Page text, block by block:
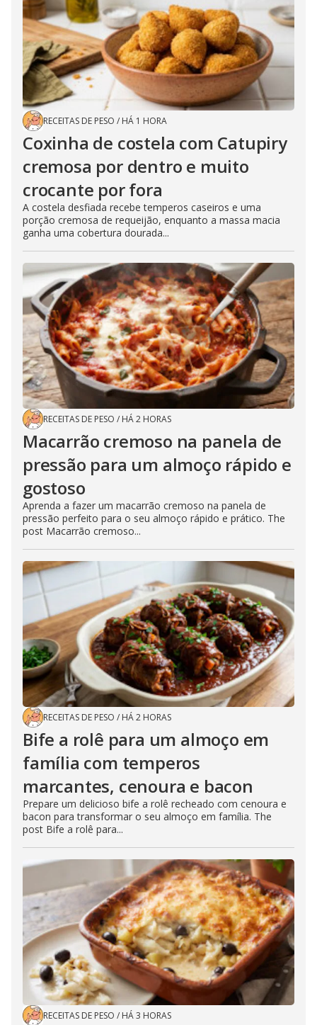
RECEITAS DE PESO / HÁ 1 HORA
Coxinha de costela com Catupiry
cremosa por dentro e muito
crocante por fora
A costela desfiada recebe temperos caseiros e uma
porção cremosa de requeijão, enquanto a massa macia
ganha uma cobertura dourada...
RECEITAS DE PESO / HÁ 2 HORAS
Macarrão cremoso na panela de
pressão para um almoço rápido e
gostoso
Aprenda a fazer um macarrão cremoso na panela de
pressão perfeito para o seu almoço rápido e prático. The
post Macarrão cremoso...
RECEITAS DE PESO / HÁ 2 HORAS
Bife a rolê para um almoço em
família com temperos
marcantes, cenoura e bacon
Prepare um delicioso bife a rolê recheado com cenoura e
bacon para transformar o seu almoço em família. The
post Bife a rolê para...
RECEITAS DE PESO / HÁ 3 HORAS